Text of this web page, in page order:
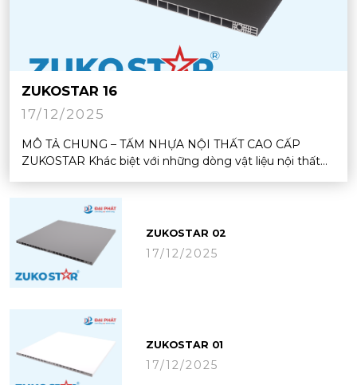
ZUKOSTAR 16
17/12/2025
MÔ TẢ CHUNG – TẤM NHỰA NỘI THẤT CAO CẤP
ZUKOSTAR Khác biệt với những dòng vật liệu nội thất...
ZUKOSTAR 02
17/12/2025
ZUKOSTAR 01
17/12/2025